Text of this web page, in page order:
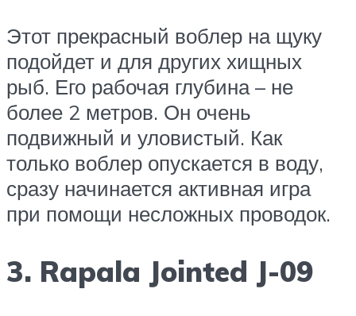
Этот прекрасный воблер на щуку
подойдет и для других хищных
рыб. Его рабочая глубина – не
более 2 метров. Он очень
подвижный и уловистый. Как
только воблер опускается в воду,
сразу начинается активная игра
при помощи несложных проводок.
3. Rapala Jointed J-09